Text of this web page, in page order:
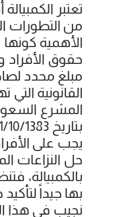
تعتبر
من التطورات
الأهمية كونها
حقوق الأفراد
مبلغ محدد
القانونية
المشرع
يجب على
حل النزاعات
بالكمبيالة،
بها جيداً
نجيب في هذا